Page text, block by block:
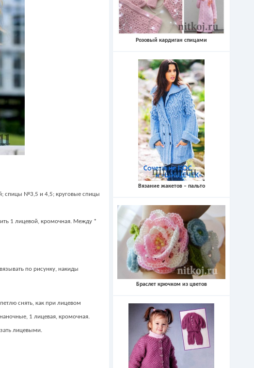
Розовый кардиган спицами
Вязание жакетов – пальто
Браслет крючком из цветов
спицы №3,5 и 4,5; круговые спицы
1 лицевой, кромочная. Между *
по рисунку, накиды
снять, как при лицевом
1 лицевая, кромочная.
лицевыми.